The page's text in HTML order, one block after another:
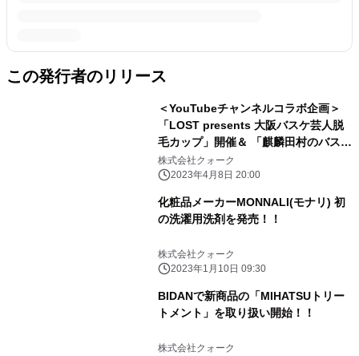
この発行者のリリース
＜YouTubeチャンネルコラボ企画＞
「LOST presents 大阪バスケ芸人脱
毛カップ」開催＆ 「麒麟田村のバスケ
でバババーン!」にて公開
株式会社クォーク
2023年4月8日 20:00
化粧品メーカーMONNALI(モナリ) 初
の洗濯用洗剤を発売！！
株式会社クォーク
2023年1月10日 09:30
BIDANで新商品の「MIHATSUトリー
トメント」を取り扱い開始！！
株式会社クォーク